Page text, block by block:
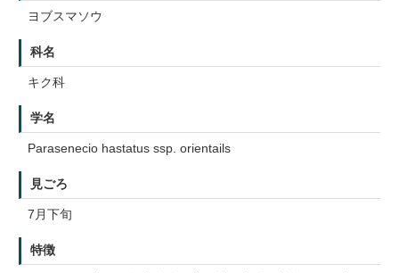
ヨブスマソウ
科名
キク科
学名
Parasenecio hastatus ssp. orientails
見ごろ
7月下旬
特徴